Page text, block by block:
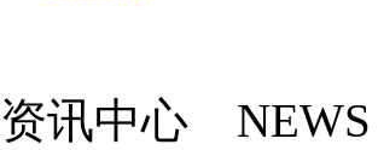
资讯中心 NEWS